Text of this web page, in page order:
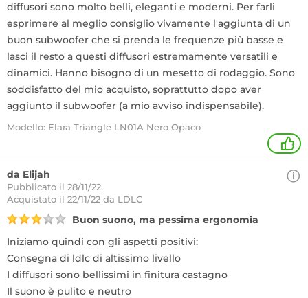
diffusori sono molto belli, eleganti e moderni. Per farli
esprimere al meglio consiglio vivamente l'aggiunta di un
buon subwoofer che si prenda le frequenze più basse e
lasci il resto a questi diffusori estremamente versatili e
dinamici. Hanno bisogno di un mesetto di rodaggio. Sono
soddisfatto del mio acquisto, soprattutto dopo aver
aggiunto il subwoofer (a mio avviso indispensabile).
Modello: Elara Triangle LN01A Nero Opaco
+
da Elijah
Pubblicato il 28/11/22.
Acquistato il 22/11/22 da LDLC
Buon suono, ma pessima ergonomia
Iniziamo quindi con gli aspetti positivi:
Consegna di ldlc di altissimo livello
I diffusori sono bellissimi in finitura castagno
Il suono è pulito e neutro